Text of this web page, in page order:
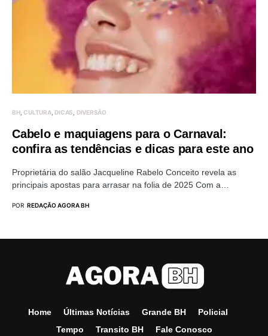
BH CULTURA DICAS DIVERSÃO
Cabelo e maquiagens para o Carnaval:
confira as tendências e dicas para este ano
Proprietária do salão Jacqueline Rabelo Conceito revela as
principais apostas para arrasar na folia de 2025 Com a…
POR REDAÇÃO AGORA BH
Home Últimas Notícias Grande BH
Policial
Tempo
Transito BH Fale Conosco